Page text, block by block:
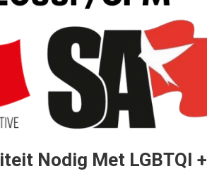
Nodig Met LGBTQI +